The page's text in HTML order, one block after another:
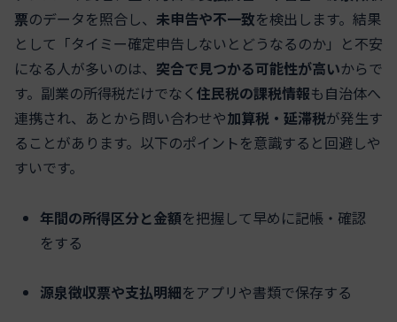
票のデータを照合し、 未申告や不一致を検出します。結果
として「タイミー確定申告しないとどうなるのか」と不安
になる人が多いのは、 突合で見つかる可能性が高いからで
す。副業の所得税だけでなく 住民税の課税情報も自治体へ
連携され、あとから問い合わせや加算税・延滞税が発生す
ることがあります。以下のポイントを意識すると回避しや
すいです。
年間の所得区分と金額を把握して早めに記帳・確認
をする
源泉徴収票や支払明細をアプリや書類で保存する